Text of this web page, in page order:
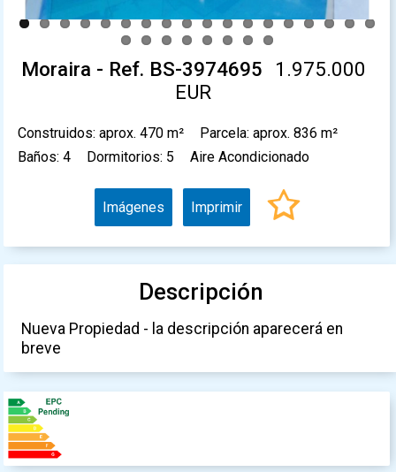
Moraira - Ref. BS-3974695
1.975.000
EUR
Construidos: aprox. 470 m²
Parcela: aprox. 836 m²
Baños: 4
Dormitorios: 5 Aire Acondicionado
Imágenes Imprimir
Descripción
Nueva Propiedad - la descripción aparecerá en
breve